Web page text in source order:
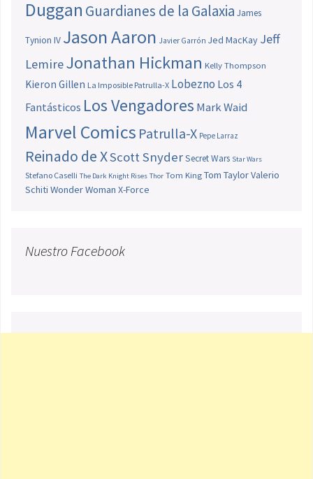
Duggan Guardianes de la Galaxia James
Tynion IV Jason Aaron Javier Garrón Jed MacKay Jeff
LemireJonathan Hickman Kelly Thompson
Kieron Gillen La Imposible Patrulla-X Lobezno Los 4
Fantásticos Los Vengadores Mark Waid
Marvel Comics Patrulla-X Pepe Larraz
Reinado de XScott SnyderSecret Wars Star Wars
Stefano Caselli The Dark Knight Rises Thor Tom King Tom TaylorValerio
Schiti Wonder Woman X-Force
Nuestro Facebook